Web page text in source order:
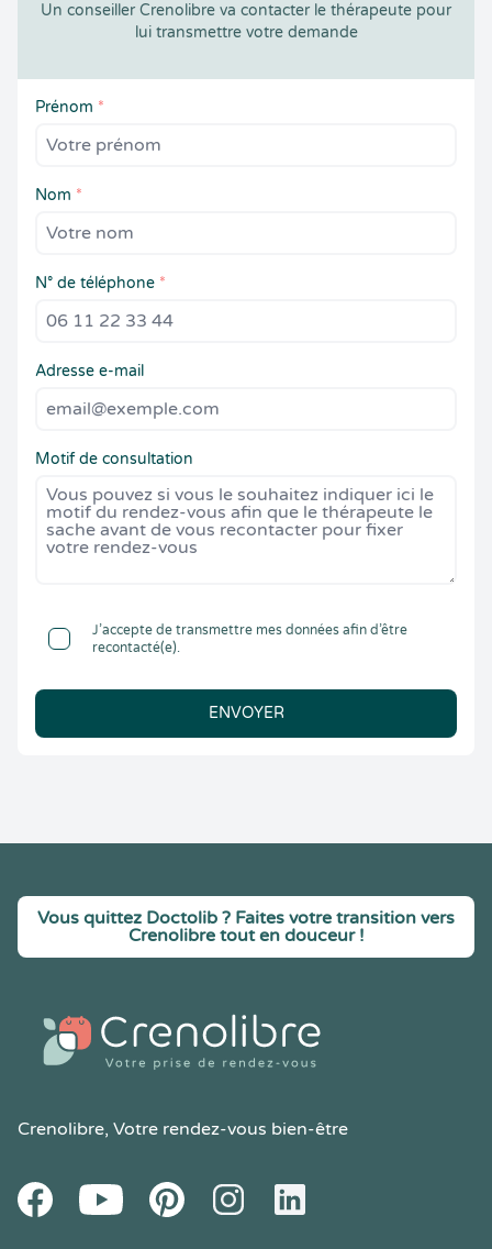
Un conseiller Crenolibre va contacter le thérapeute pour
lui transmettre votre demande
Prénom *
Nom *
N° de téléphone *
Adresse e-mail
Motif de consultation
J’accepte de transmettre mes données afin d’être
recontacté(e).
ENVOYER
Vous quittez Doctolib ? Faites votre transition vers
Crenolibre tout en douceur !
Crenolibre, Votre rendez-vous bien-être
FacebookYoutube PinteresetInstagramLinkedIn